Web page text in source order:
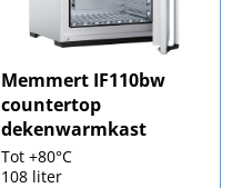
Memmert IF110bw
countertop
dekenwarmkast
Tot +80°C
108 liter